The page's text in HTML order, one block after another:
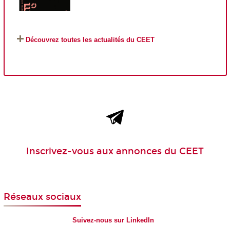
Découvrez toutes les actualités du CEET
Inscrivez-vous aux annonces du CEET
Réseaux sociaux
Suivez-nous sur LinkedIn